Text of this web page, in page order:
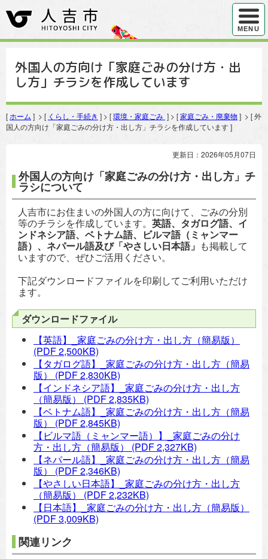
ハンバ
MENU
外国人の方向け「家庭ごみの分け方・出
し方」チラシを作成しています
[ ホーム ] > [ くらし・手続き ] > [環境・家庭ごみ ] > [家庭ごみ・廃棄物 ] > [ 外
国人の方向け「家庭ごみの分け方・出し方」チラシを作成しています ]
更新日：2026年05月07日
外国人の方向け「家庭ごみの分け方・出し方」チ
ラシについて
人吉市にお住まいの外国人の方に向けて、ごみの分別
等のチラシを作成しています。 英語、タガログ語、イ
ンドネシア語、ベトナム語、ビルマ語（ミャンマー
語）、ネパール語及び「やさしい日本語」 も掲載して
いますので、ぜひご活用ください。
下記ダウンロードファイルを印刷してご利用いただけ
ます。
ダウンロードファイル
【英語】_家庭ごみの分け方・出し方（簡易版）
(PDF 2,500KB)
【タガログ語】_家庭ごみの分け方・出し方（簡易
版）
(PDF 2,830KB)
【インドネシア語】_家庭ごみの分け方・出し方
（簡易版）
(PDF 2,835KB)
【ベトナム語】_家庭ごみの分け方・出し方（簡易
版）
(PDF 2,845KB)
【ビルマ語（ミャンマー語）】_家庭ごみの分け
方・出し方（簡易版）
(PDF 2,327KB)
【ネパール語】_家庭ごみの分け方・出し方（簡易
版）
(PDF 2,346KB)
【やさしい日本語】_家庭ごみの分け方・出し方
（簡易版）
(PDF 2,232KB)
【日本語】_家庭ごみの分け方・出し方（簡易版）
(PDF 3,009KB)
関連リンク